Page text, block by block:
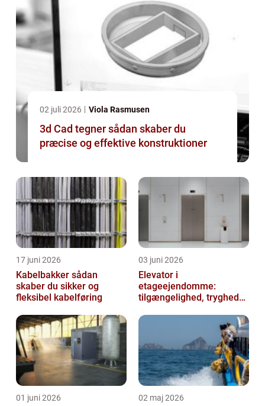
02 juli 2026 Viola Rasmusen
3d Cad tegner sådan skaber du
præcise og effektive konstruktioner
17 juni 2026
Kabelbakker sådan
skaber du sikker og
fleksibel kabelføring
03 juni 2026
Elevator i
etageejendomme:
tilgængelighed, tryghed
01 juni 2026 02 maj 2026